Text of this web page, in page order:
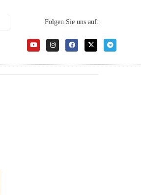
Folgen Sie uns auf: